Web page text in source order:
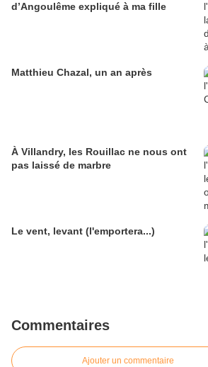
d’Angoulême expliqué à ma fille
Matthieu Chazal, un an après
À Villandry, les Rouillac ne nous ont
pas laissé de marbre
Le vent, levant (l'emportera...)
Commentaires
Ajouter un commentaire